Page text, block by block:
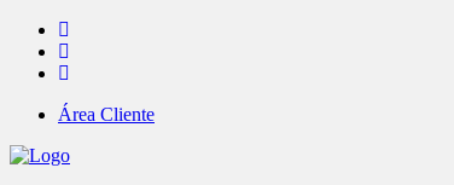
Área Cliente